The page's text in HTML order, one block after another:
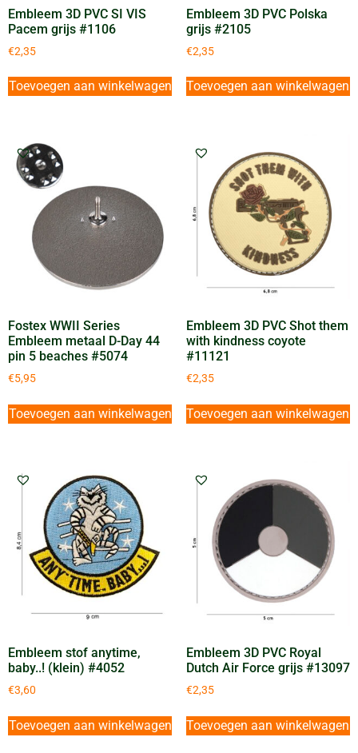
Embleem 3D PVC SI VIS
Pacem grijs #1106
€2,35
Toevoegen aan winkelwagen
Embleem 3D PVC Polska
grijs #2105
€2,35
Toevoegen aan winkelwagen
Fostex WWII Series
Embleem metaal D-Day 44
pin 5 beaches #5074
€5,95
Toevoegen aan winkelwagen
Embleem 3D PVC Shot them
with kindness coyote
#11121
€2,35
Toevoegen aan winkelwagen
Embleem stof anytime,
baby..! (klein) #4052
€3,60
Toevoegen aan winkelwagen
Embleem 3D PVC Royal
Dutch Air Force grijs #13097
€2,35
Toevoegen aan winkelwagen